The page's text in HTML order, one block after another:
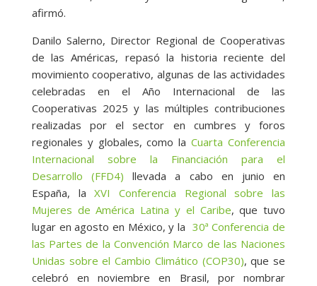
afirmó.
Danilo Salerno, Director Regional de Cooperativas
de las Américas, repasó la historia reciente del
movimiento cooperativo, algunas de las actividades
celebradas en el Año Internacional de las
Cooperativas 2025 y las múltiples contribuciones
realizadas por el sector en cumbres y foros
regionales y globales, como laCuarta Conferencia
Internacional sobre la Financiación para el
Desarrollo (FFD4) llevada a cabo en junio en
España, laXVI Conferencia Regional sobre las
Mujeres de América Latina y el Caribe, que tuvo
lugar en agosto en México, y la 30ª Conferencia de
las Partes de la Convención Marco de las Naciones
Unidas sobre el Cambio Climático (COP30), que se
celebró en noviembre en Brasil, por nombrar